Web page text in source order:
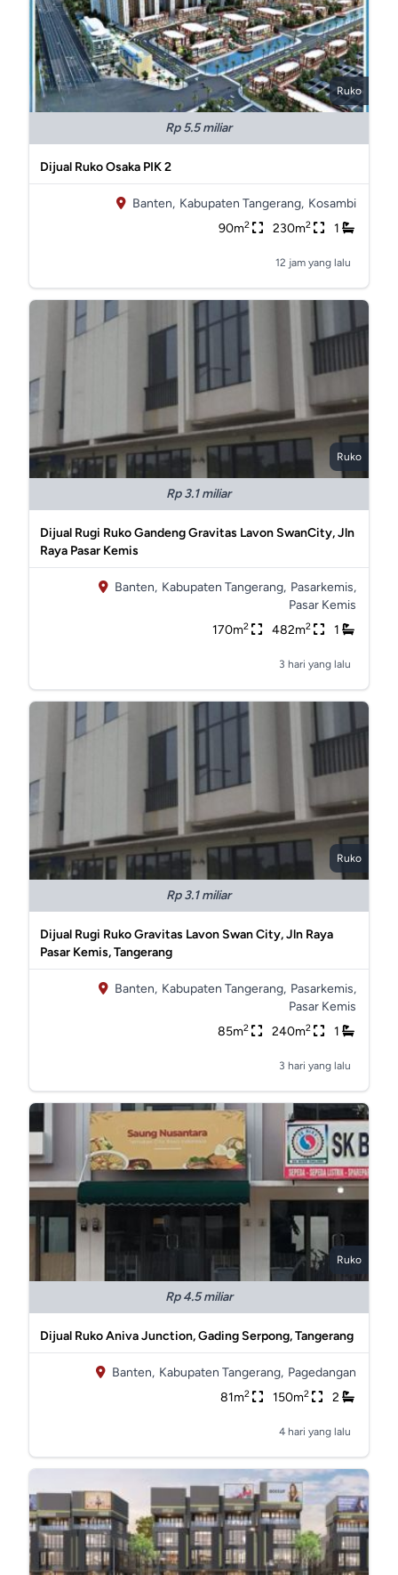
Ruko
Rp 5.5 miliar
Dijual Ruko Osaka PIK 2
Banten, Kabupaten Tangerang, Kosambi
90m2 230m2 1
12 jam yang lalu
Ruko
Rp 3.1 miliar
Dijual Rugi Ruko Gandeng Gravitas Lavon SwanCity, Jln
Raya Pasar Kemis
Banten, Kabupaten Tangerang, Pasarkemis,
Pasar Kemis
170m2 482m2 1
3 hari yang lalu
Ruko
Rp 3.1 miliar
Dijual Rugi Ruko Gravitas Lavon Swan City, Jln Raya
Pasar Kemis, Tangerang
Banten, Kabupaten Tangerang, Pasarkemis,
Pasar Kemis
85m2 240m2 1
3 hari yang lalu
Ruko
Rp 4.5 miliar
Dijual Ruko Aniva Junction, Gading Serpong, Tangerang
Banten, Kabupaten Tangerang, Pagedangan
81m2 150m2 2
4 hari yang lalu